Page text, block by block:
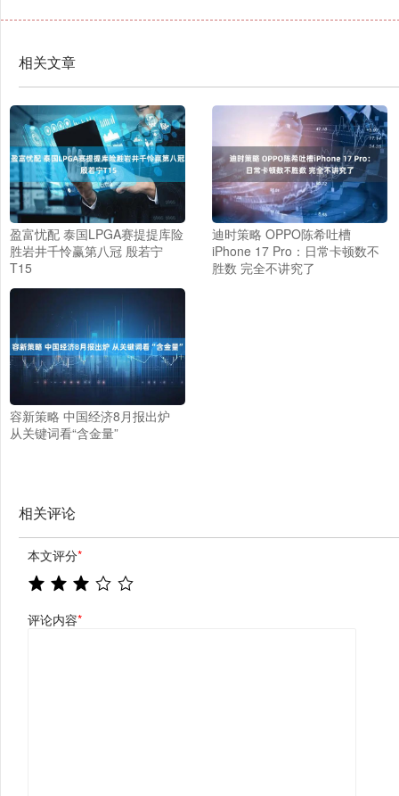
相关文章
盈富忧配 泰国LPGA赛提提库险
胜岩井千怜赢第八冠 殷若宁
T15
迪时策略 OPPO陈希吐槽
iPhone 17 Pro：日常卡顿数不
胜数 完全不讲究了
容新策略 中国经济8月报出炉
从关键词看“含金量”
相关评论
本文评分*
评论内容*